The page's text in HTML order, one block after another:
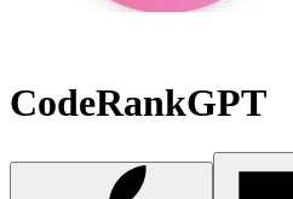
CodeRankGPT